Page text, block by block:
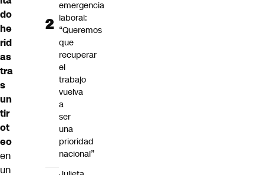
do
he
rid
as
tra
s
un
tir
ot
eo
en
un
emergencia
laboral:
“Queremos
que
recuperar
el
trabajo
vuelva
a
ser
una
prioridad
nacional”